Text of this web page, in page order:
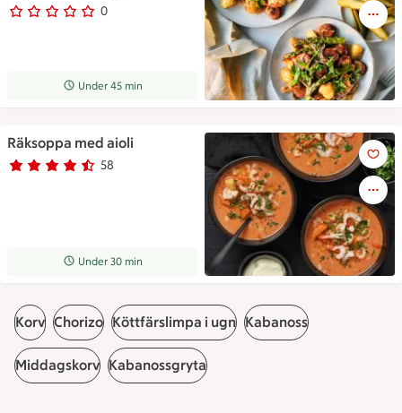
0
0 personer har röstat
Receptet tar Under 45 min att tillaga
Under 45 min
Räksoppa med aioli
Betyg 4.3 av 5. 58
58 personer har röstat
Receptet tar Under 30 min att tillaga
Under 30 min
Räksoppa med aioli
Korv Chorizo Köttfärslimpa i ugn Kabanoss
Middagskorv Kabanossgryta